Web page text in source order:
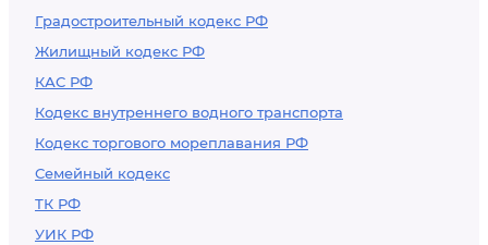
Градостроительный кодекс РФ
Жилищный кодекс РФ
КАС РФ
Кодекс внутреннего водного транспорта
Кодекс торгового мореплавания РФ
Семейный кодекс
ТК РФ
УИК РФ